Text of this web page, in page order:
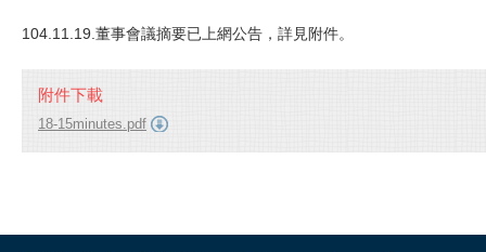
104.11.19.董事會議摘要已上網公告，詳見附件。
附件下載
18-15minutes.pdf